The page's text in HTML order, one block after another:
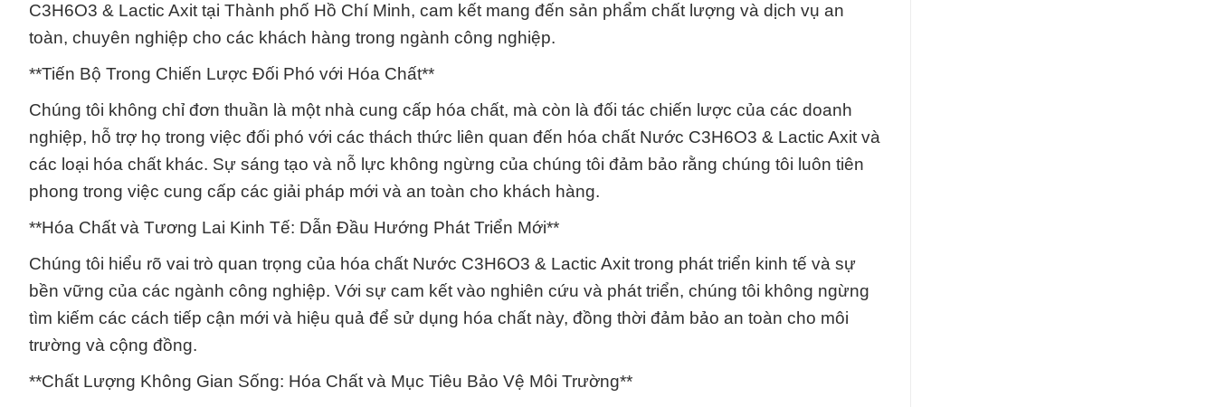
C3H6O3 & Lactic Axit tại Thành phố Hồ Chí Minh, cam kết mang đến sản phẩm chất lượng và dịch vụ an
toàn, chuyên nghiệp cho các khách hàng trong ngành công nghiệp.
**Tiến Bộ Trong Chiến Lược Đối Phó với Hóa Chất**
Chúng tôi không chỉ đơn thuần là một nhà cung cấp hóa chất, mà còn là đối tác chiến lược của các doanh
nghiệp, hỗ trợ họ trong việc đối phó với các thách thức liên quan đến hóa chất Nước C3H6O3 & Lactic Axit và
các loại hóa chất khác. Sự sáng tạo và nỗ lực không ngừng của chúng tôi đảm bảo rằng chúng tôi luôn tiên
phong trong việc cung cấp các giải pháp mới và an toàn cho khách hàng.
**Hóa Chất và Tương Lai Kinh Tế: Dẫn Đầu Hướng Phát Triển Mới**
Chúng tôi hiểu rõ vai trò quan trọng của hóa chất Nước C3H6O3 & Lactic Axit trong phát triển kinh tế và sự
bền vững của các ngành công nghiệp. Với sự cam kết vào nghiên cứu và phát triển, chúng tôi không ngừng
tìm kiếm các cách tiếp cận mới và hiệu quả để sử dụng hóa chất này, đồng thời đảm bảo an toàn cho môi
trường và cộng đồng.
**Chất Lượng Không Gian Sống: Hóa Chất và Mục Tiêu Bảo Vệ Môi Trường**